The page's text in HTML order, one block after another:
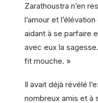
Zarathoustra n’en
l’amour et
aidant à se parfaire
avec eux la
fit mouche. »
Il avait déjà révélé
nombreux amis et à